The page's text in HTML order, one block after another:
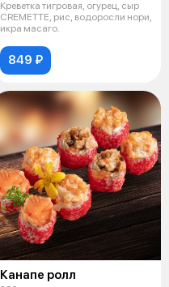
Креветка тигровая, огурец, сыр
CREMETTE, рис, водоросли нори,
икра масаго.
849 ₽
Канапе ролл